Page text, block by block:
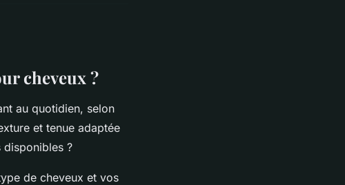
cheveux ?
au quotidien, selon
et tenue adaptée
disponibles ?
de cheveux et vos